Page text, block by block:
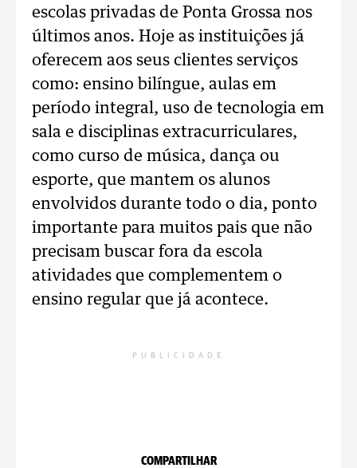
escolas privadas de Ponta Grossa nos
últimos anos. Hoje as instituições já
oferecem aos seus clientes serviços
como: ensino bilíngue, aulas em
período integral, uso de tecnologia em
sala e disciplinas extracurriculares,
como curso de música, dança ou
esporte, que mantem os alunos
envolvidos durante todo o dia, ponto
importante para muitos pais que não
precisam buscar fora da escola
atividades que complementem o
ensino regular que já acontece.
PUBLICIDADE
COMPARTILHAR